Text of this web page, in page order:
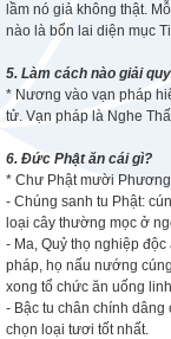
lầm nó giả không thật.
nào là bổn lai diện mục
5. Làm cách nào giải
* Nương vào vạn pháp
tử. Vạn pháp là Nghe
6. Đức Phật ăn cái gì?
* Chư Phật mười
- Chúng sanh tu Phật:
loại cây thường mọc ở
- Ma, Quỷ thọ nghiệp
pháp, họ nấu nướng
xong tổ chức ăn uống
- Bậc tu chân chính
chọn loại tươi tốt nhất.